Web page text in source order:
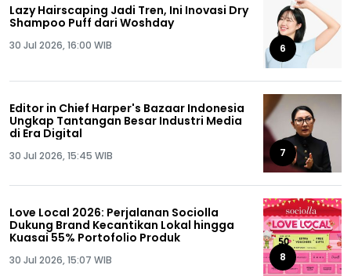
Lazy Hairscaping Jadi Tren, Ini Inovasi Dry
Shampoo Puff dari Woshday
30 Jul 2026, 16:00 WIB 6
Editor in Chief Harper's Bazaar Indonesia
Ungkap Tantangan Besar Industri Media
di Era Digital
30 Jul 2026, 15:45 WIB 7
Love Local 2026: Perjalanan Sociolla
Dukung Brand Kecantikan Lokal hingga
Kuasai 55% Portofolio Produk
30 Jul 2026, 15:07 WIB 8